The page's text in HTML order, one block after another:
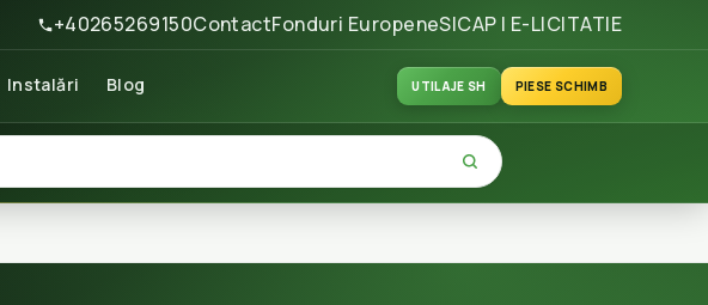
+40265269150ContactFonduri EuropeneSICAP | E-LICITATIE
Instalări Blog UTILAJE SH PIESE SCHIMB